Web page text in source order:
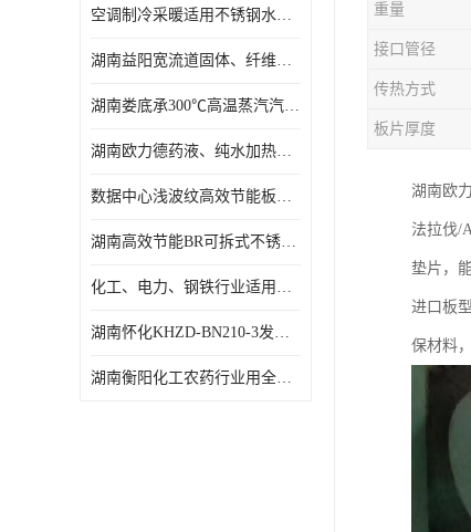
汽水混合加热器
水处理设备
空调制冷采暖适用不锈钢水水汽水板式换热器
湖南益阳宽流道固体、纤维、浆状物质加热冷却冷凝蒸发板式换热器
湖南娄底承300℃高温蒸汽汽水二级换热器
湖南欧力德药液、纯水加热、冷却、蒸发及杀菌用卫生级板式换热器
数据中心浅波纹高效节能板式换热器
湖南高效节能BR可拆式不锈钢板式换热器厂家定制
化工、电力、钢铁行业适用冷却冷凝蒸发加热不锈钢可拆式板式换热器
湖南怀化KHZD-BN210-3发动机柴油冷却钎焊机板式热交换器
湖南衡阳化工农药行业用全焊接板式冷凝器专业定制
重量
接口管径
传热方式
板片厚度
湖南欧
法拉伐/
垫片，
进口板
保材料